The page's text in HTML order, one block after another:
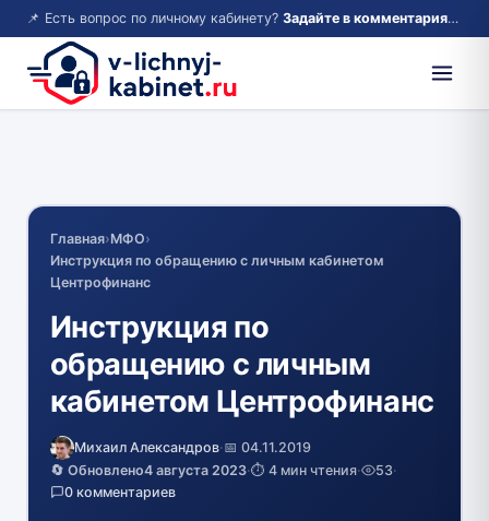
📌 Есть вопрос по личному кабинету? Задайте в комментариях — ответим!
Главная›МФО›
Инструкция по обращению с личным кабинетом
Центрофинанс
Инструкция по
обращению с личным
кабинетом Центрофинанс
Михаил Александров·📅 04.11.2019
🔄 Обновлено4 августа 2023·⏱️ 4 мин чтения· 53·
0 комментариев